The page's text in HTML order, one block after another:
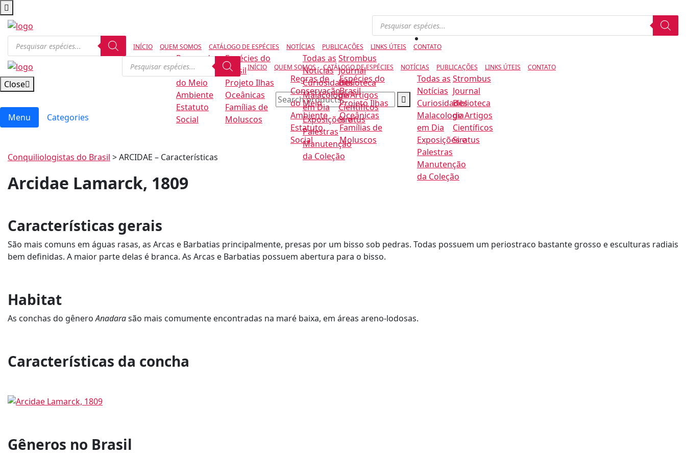
INÍCIO QUEM SOMOS
Regras de
Conservação
do Meio
Ambiente
Estatuto
Social
CATÁLOGO DE ESPÉCIES
Espécies do
Brasil
Projeto Ilhas
Oceânicas
Famílias de
Moluscos
NOTÍCIAS
Todas as
Notícias
Curiosidades
Malacologia
em Dia
Exposições e
Palestras
Manutenção
da Coleção
PUBLICAÇÕES
Strombus
Journal
Biblioteca
de Artigos
Científicos
Siratus
LINKS ÚTEIS CONTATO
INÍCIO QUEM SOMOS
Regras de
Conservação
do Meio
Ambiente
Estatuto
Social
CATÁLOGO DE ESPÉCIES
Espécies do
Brasil
Projeto Ilhas
Oceânicas
Famílias de
Moluscos
NOTÍCIAS
Todas as
Notícias
Curiosidades
Malacologia
em Dia
Exposições e
Palestras
Manutenção
da Coleção
PUBLICAÇÕES
Strombus
Journal
Biblioteca
de Artigos
Científicos
Siratus
LINKS ÚTEIS CONTATO
Close
Menu Categories
Conquiliologistas do Brasil >ARCIDAE – Características
Arcidae Lamarck, 1809
Características gerais
São mais comuns em águas rasas, as Arcas e Barbatias principalmente, presas por um bisso sob pedras. Todas possuem um periostraco bastante grosso e esculturas radiais
bem definidas. A maior parte delas é branca. As Arcas e Barbatias possuem abertura para o bisso.
Habitat
As conchas do gêneroAnadarasão mais comumente encontradas na maré baixa, em áreas areno-lodosas.
Características da concha
Gêneros no Brasil